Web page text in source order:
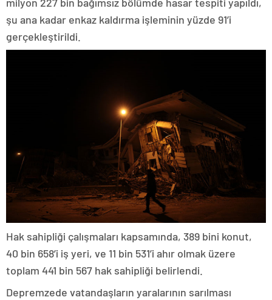
şu ana kadar enkaz kaldırma işleminin yüzde 91’i
gerçekleştirildi.
Hak sahipliği çalışmaları kapsamında, 389 bini konut,
40 bin 658’i iş yeri, ve 11 bin 531’i ahır olmak üzere
toplam 441 bin 567 hak sahipliği belirlendi.
Depremzede vatandaşların yaralarının sarılması